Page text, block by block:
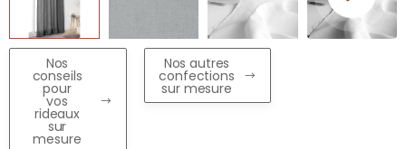
Nos
conseils
pour
vos
rideaux
sur
mesure
Nos autres
confections
sur mesure